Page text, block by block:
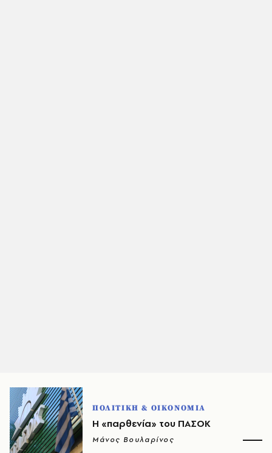
ΠΟΛΙΤΙΚΗ & ΟΙΚΟΝΟΜΙΑ
Η «παρθενία» του ΠΑΣΟΚ
Μάνος Βουλαρίνος